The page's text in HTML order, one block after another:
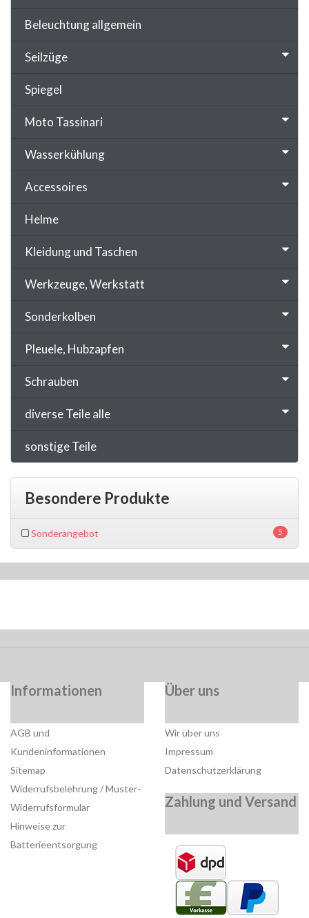
Beleuchtung allgemein
Seilzüge
Spiegel
Moto Tassinari
Wasserkühlung
Accessoires
Helme
Kleidung und Taschen
Werkzeuge, Werkstatt
Sonderkolben
Pleuele, Hubzapfen
Schrauben
diverse Teile alle
sonstige Teile
Besondere Produkte
5
Sonderangebot
Informationen
AGB und
Kundeninformationen
Sitemap
Widerrufsbelehrung / Muster-
Widerrufsformular
Hinweise zur
Batterieentsorgung
Über uns
Wir über uns
Impressum
Datenschutzerklärung
Zahlung und Versand